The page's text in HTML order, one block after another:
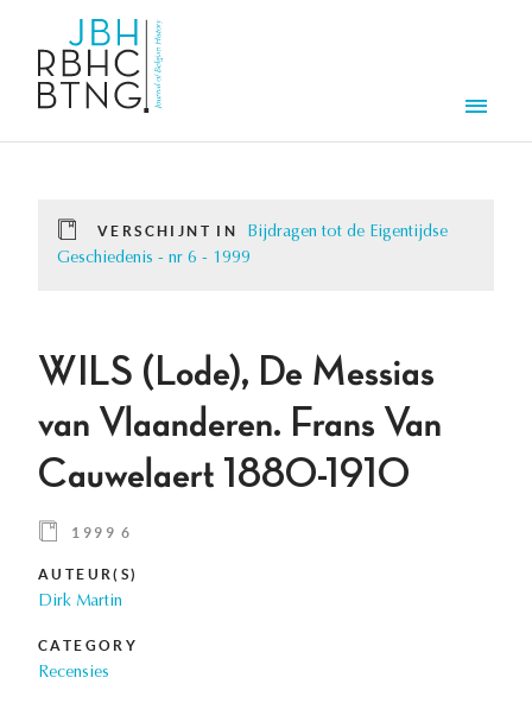
VERSCHIJNT IN
Bijdragen tot de Eigentijdse
Geschiedenis - nr 6 - 1999
WILS (Lode), De Messias
van Vlaanderen. Frans Van
Cauwelaert 1880-1910
1999 6
AUTEUR(S)
Dirk Martin
CATEGORY
Recensies